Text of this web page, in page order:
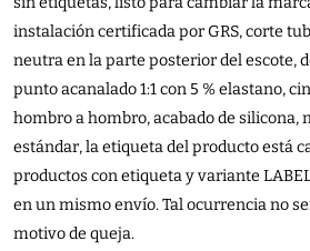
instalación certificada por GRS, corte
neutra en la parte posterior del escote,
punto acanalado 1:1 con 5 % elastano,
hombro a hombro, acabado de silicona,
estándar, la etiqueta del producto está
productos con etiqueta y variante
en un mismo envío. Tal ocurrencia no
motivo de queja.